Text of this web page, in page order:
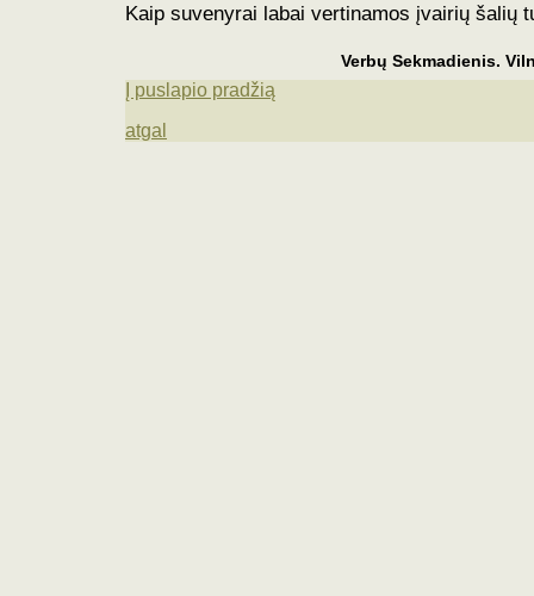
Kaip suvenyrai labai vertinamos įvairių šalių
Verbų Sekmadienis.
Į puslapio pradžią
atgal